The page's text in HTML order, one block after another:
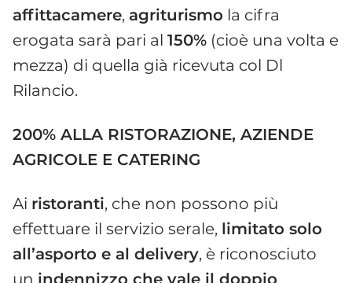
affittacamere, agriturismo la cifra
erogata sarà pari al 150% (cioè una volta e
mezza) di quella già ricevuta col Dl
Rilancio.
200% ALLA RISTORAZIONE, AZIENDE
AGRICOLE E CATERING
Ai ristoranti, che non possono più
effettuare il servizio serale, limitato solo
all’asporto e al delivery, è riconosciuto
un indennizzo che vale il doppio